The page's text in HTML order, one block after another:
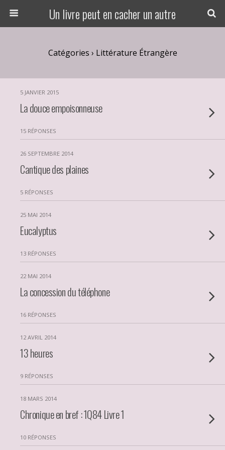
Un livre peut en cacher un autre
Catégories › Littérature Étrangère
5 JANVIER 2015
La douce empoisonneuse
15 RÉPONSES
26 SEPTEMBRE 2014
Cantique des plaines
5 RÉPONSES
25 MAI 2014
Eucalyptus
13 RÉPONSES
22 MAI 2014
La concession du téléphone
16 RÉPONSES
12 AVRIL 2014
13 heures
9 RÉPONSES
18 MARS 2014
Chronique en bref : 1Q84 Livre 1
10 RÉPONSES